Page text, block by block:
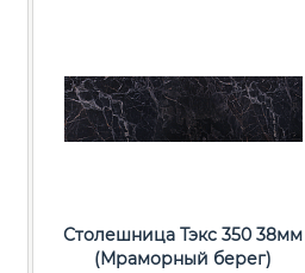
Столешница Тэкс 350 38мм
(Мраморный берег)